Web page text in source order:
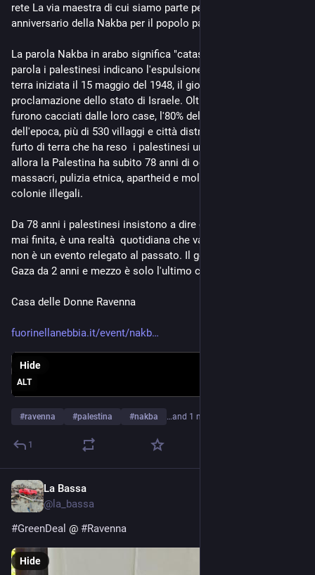
rete La via maestra di cui siamo parte per ricordare il 78°
anniversario della Nakba per il popolo palestinese.
La parola Nakba in arabo significa "catastrofe" e con questa
parola i palestinesi indicano l'espulsione forzata dalla propria
terra iniziata il 15 maggio del 1948, il giorno  dopo alla
proclamazione dello stato di Israele. Oltre 800.000 palestinesi
furono cacciati dalle loro case, l'80% della popolazione
dell'epoca, più di 530 villaggi e città distrutte, con massacri e
furto di terra che ha reso  i palestinesi un popolo profugo. Da
allora la Palestina ha subito 78 anni di occupazione  militare,
massacri, pulizia etnica, apartheid e moltiplicazione delle
colonie illegali.
Da 78 anni i palestinesi insistono a dire che la Nakba non è
mai finita, è una realtà  quotidiana che va avanti da decenni,
non è un evento relegato al passato. Il genocidio  in corso a
Gaza da 2 anni e mezzo è solo l'ultimo capitolo della Nakba.
Casa delle Donne Ravenna
fuorinellanebbia.it/event/nakb
ALT
Hide
#ravenna #palestina #nakba …and 1 more
1
La Bassa
@ la_bassa
#GreenDeal @ #Ravenna
Hide